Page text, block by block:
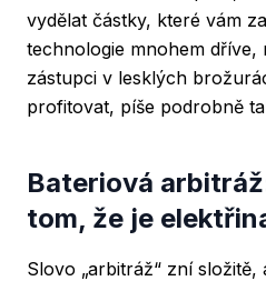
vydělat částky, které vám
technologie mnohem dříve,
zástupci v lesklých
profitovat, píše podrobně
Bateriová
tom, že je
Slovo „arbitráž“ zní